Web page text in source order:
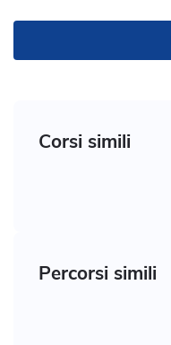
Corsi simili
Percorsi simili